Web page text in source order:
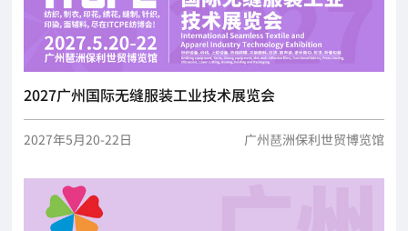
2027广州国际无缝服装工业技术展览会
2027年5月20-22日 广州琶洲保利世贸博览馆